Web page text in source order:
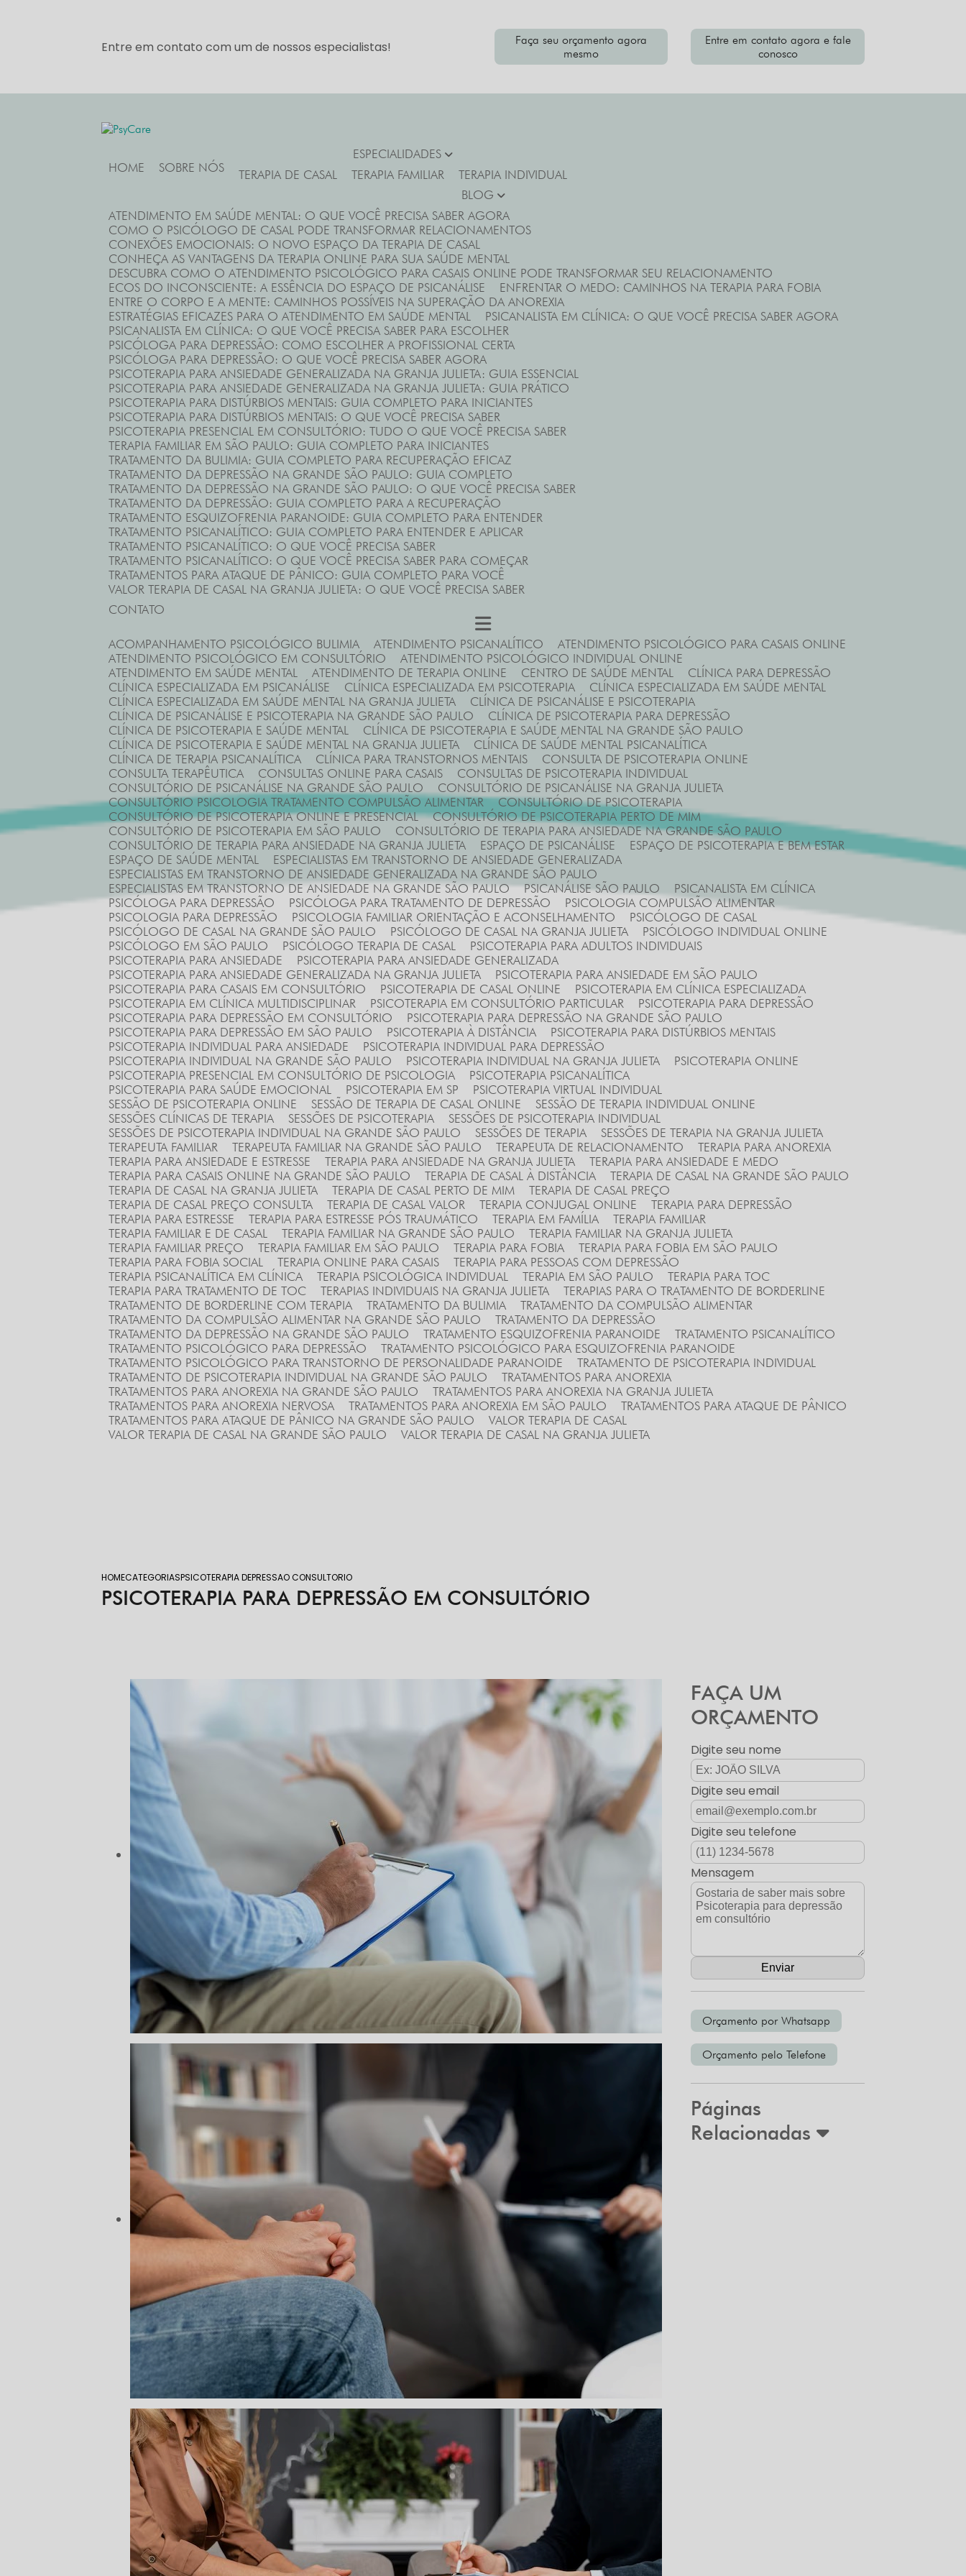
Entre em contato com um de nossos especialistas!
Faça seu orçamento agora
mesmo
Entre em contato agora e fale
conosco
HOME SOBRE NÓS
ESPECIALIDADES
TERAPIA DE CASAL
TERAPIA FAMILIAR
TERAPIA INDIVIDUAL
BLOG
ATENDIMENTO EM SAÚDE MENTAL: O QUE VOCÊ PRECISA SABER AGORA
COMO O PSICÓLOGO DE CASAL PODE TRANSFORMAR RELACIONAMENTOS
CONEXÕES EMOCIONAIS: O NOVO ESPAÇO DA TERAPIA DE CASAL
CONHEÇA AS VANTAGENS DA TERAPIA ONLINE PARA SUA SAÚDE MENTAL
DESCUBRA COMO O ATENDIMENTO PSICOLÓGICO PARA CASAIS ONLINE PODE TRANSFORMAR SEU RELACIONAMENTO
ECOS DO INCONSCIENTE: A ESSÊNCIA DO ESPAÇO DE PSICANÁLISE
ENFRENTAR O MEDO: CAMINHOS NA TERAPIA PARA FOBIA
ENTRE O CORPO E A MENTE: CAMINHOS POSSÍVEIS NA SUPERAÇÃO DA ANOREXIA
ESTRATÉGIAS EFICAZES PARA O ATENDIMENTO EM SAÚDE MENTAL
PSICANALISTA EM CLÍNICA: O QUE VOCÊ PRECISA SABER AGORA
PSICANALISTA EM CLÍNICA: O QUE VOCÊ PRECISA SABER PARA ESCOLHER
PSICÓLOGA PARA DEPRESSÃO: COMO ESCOLHER A PROFISSIONAL CERTA
PSICÓLOGA PARA DEPRESSÃO: O QUE VOCÊ PRECISA SABER AGORA
PSICOTERAPIA PARA ANSIEDADE GENERALIZADA NA GRANJA JULIETA: GUIA ESSENCIAL
PSICOTERAPIA PARA ANSIEDADE GENERALIZADA NA GRANJA JULIETA: GUIA PRÁTICO
PSICOTERAPIA PARA DISTÚRBIOS MENTAIS: GUIA COMPLETO PARA INICIANTES
PSICOTERAPIA PARA DISTÚRBIOS MENTAIS: O QUE VOCÊ PRECISA SABER
PSICOTERAPIA PRESENCIAL EM CONSULTÓRIO: TUDO O QUE VOCÊ PRECISA SABER
TERAPIA FAMILIAR EM SÃO PAULO: GUIA COMPLETO PARA INICIANTES
TRATAMENTO DA BULIMIA: GUIA COMPLETO PARA RECUPERAÇÃO EFICAZ
TRATAMENTO DA DEPRESSÃO NA GRANDE SÃO PAULO: GUIA COMPLETO
TRATAMENTO DA DEPRESSÃO NA GRANDE SÃO PAULO: O QUE VOCÊ PRECISA SABER
TRATAMENTO DA DEPRESSÃO: GUIA COMPLETO PARA A RECUPERAÇÃO
TRATAMENTO ESQUIZOFRENIA PARANOIDE: GUIA COMPLETO PARA ENTENDER
TRATAMENTO PSICANALÍTICO: GUIA COMPLETO PARA ENTENDER E APLICAR
TRATAMENTO PSICANALÍTICO: O QUE VOCÊ PRECISA SABER
TRATAMENTO PSICANALÍTICO: O QUE VOCÊ PRECISA SABER PARA COMEÇAR
TRATAMENTOS PARA ATAQUE DE PÂNICO: GUIA COMPLETO PARA VOCÊ
VALOR TERAPIA DE CASAL NA GRANJA JULIETA: O QUE VOCÊ PRECISA SABER
CONTATO
ACOMPANHAMENTO PSICOLÓGICO BULIMIA ATENDIMENTO PSICANALÍTICO
ATENDIMENTO PSICOLÓGICO PARA CASAIS ONLINE
ATENDIMENTO PSICOLÓGICO EM CONSULTÓRIO
ATENDIMENTO PSICOLÓGICO INDIVIDUAL ONLINE
ATENDIMENTO EM SAÚDE MENTAL
ATENDIMENTO DE TERAPIA ONLINE CENTRO DE SAÚDE MENTAL
CLÍNICA PARA DEPRESSÃO
CLÍNICA ESPECIALIZADA EM PSICANÁLISE
CLÍNICA ESPECIALIZADA EM PSICOTERAPIA
CLÍNICA ESPECIALIZADA EM SAÚDE MENTAL
CLÍNICA ESPECIALIZADA EM SAÚDE MENTAL NA GRANJA JULIETA
CLÍNICA DE PSICANÁLISE E PSICOTERAPIA
CLÍNICA DE PSICANÁLISE E PSICOTERAPIA NA GRANDE SÃO PAULO
CLÍNICA DE PSICOTERAPIA PARA DEPRESSÃO
CLÍNICA DE PSICOTERAPIA E SAÚDE MENTAL
CLÍNICA DE PSICOTERAPIA E SAÚDE MENTAL NA GRANDE SÃO PAULO
CLÍNICA DE PSICOTERAPIA E SAÚDE MENTAL NA GRANJA JULIETA
CLÍNICA DE SAÚDE MENTAL PSICANALÍTICA
CLÍNICA DE TERAPIA PSICANALÍTICA
CLÍNICA PARA TRANSTORNOS MENTAIS
CONSULTA DE PSICOTERAPIA ONLINE
CONSULTA TERAPÊUTICA
CONSULTAS ONLINE PARA CASAIS
CONSULTAS DE PSICOTERAPIA INDIVIDUAL
CONSULTÓRIO DE PSICANÁLISE NA GRANDE SÃO PAULO
CONSULTÓRIO DE PSICANÁLISE NA GRANJA JULIETA
CONSULTÓRIO PSICOLOGIA TRATAMENTO COMPULSÃO ALIMENTAR
CONSULTÓRIO DE PSICOTERAPIA
CONSULTÓRIO DE PSICOTERAPIA ONLINE E PRESENCIAL
CONSULTÓRIO DE PSICOTERAPIA PERTO DE MIM
CONSULTÓRIO DE PSICOTERAPIA EM SÃO PAULO
CONSULTÓRIO DE TERAPIA PARA ANSIEDADE NA GRANDE SÃO PAULO
CONSULTÓRIO DE TERAPIA PARA ANSIEDADE NA GRANJA JULIETA
ESPAÇO DE PSICANÁLISE
ESPAÇO DE PSICOTERAPIA E BEM ESTAR
ESPAÇO DE SAÚDE MENTAL
ESPECIALISTAS EM TRANSTORNO DE ANSIEDADE GENERALIZADA
ESPECIALISTAS EM TRANSTORNO DE ANSIEDADE GENERALIZADA NA GRANDE SÃO PAULO
ESPECIALISTAS EM TRANSTORNO DE ANSIEDADE NA GRANDE SÃO PAULO
PSICANÁLISE SÃO PAULO
PSICANALISTA EM CLÍNICA
PSICÓLOGA PARA DEPRESSÃO
PSICÓLOGA PARA TRATAMENTO DE DEPRESSÃO
PSICOLOGIA COMPULSÃO ALIMENTAR
PSICOLOGIA PARA DEPRESSÃO
PSICOLOGIA FAMILIAR ORIENTAÇÃO E ACONSELHAMENTO
PSICÓLOGO DE CASAL
PSICÓLOGO DE CASAL NA GRANDE SÃO PAULO
PSICÓLOGO DE CASAL NA GRANJA JULIETA
PSICÓLOGO INDIVIDUAL ONLINE
PSICÓLOGO EM SÃO PAULO
PSICÓLOGO TERAPIA DE CASAL
PSICOTERAPIA PARA ADULTOS INDIVIDUAIS
PSICOTERAPIA PARA ANSIEDADE
PSICOTERAPIA PARA ANSIEDADE GENERALIZADA
PSICOTERAPIA PARA ANSIEDADE GENERALIZADA NA GRANJA JULIETA
PSICOTERAPIA PARA ANSIEDADE EM SÃO PAULO
PSICOTERAPIA PARA CASAIS EM CONSULTÓRIO
PSICOTERAPIA DE CASAL ONLINE
PSICOTERAPIA EM CLÍNICA ESPECIALIZADA
PSICOTERAPIA EM CLÍNICA MULTIDISCIPLINAR
PSICOTERAPIA EM CONSULTÓRIO PARTICULAR
PSICOTERAPIA PARA DEPRESSÃO
PSICOTERAPIA PARA DEPRESSÃO EM CONSULTÓRIO
PSICOTERAPIA PARA DEPRESSÃO NA GRANDE SÃO PAULO
PSICOTERAPIA PARA DEPRESSÃO EM SÃO PAULO
PSICOTERAPIA À DISTÂNCIA
PSICOTERAPIA PARA DISTÚRBIOS MENTAIS
PSICOTERAPIA INDIVIDUAL PARA ANSIEDADE
PSICOTERAPIA INDIVIDUAL PARA DEPRESSÃO
PSICOTERAPIA INDIVIDUAL NA GRANDE SÃO PAULO
PSICOTERAPIA INDIVIDUAL NA GRANJA JULIETA
PSICOTERAPIA ONLINE
PSICOTERAPIA PRESENCIAL EM CONSULTÓRIO DE PSICOLOGIA
PSICOTERAPIA PSICANALÍTICA
PSICOTERAPIA PARA SAÚDE EMOCIONAL
PSICOTERAPIA EM SP
PSICOTERAPIA VIRTUAL INDIVIDUAL
SESSÃO DE PSICOTERAPIA ONLINE
SESSÃO DE TERAPIA DE CASAL ONLINE
SESSÃO DE TERAPIA INDIVIDUAL ONLINE
SESSÕES CLÍNICAS DE TERAPIA
SESSÕES DE PSICOTERAPIA
SESSÕES DE PSICOTERAPIA INDIVIDUAL
SESSÕES DE PSICOTERAPIA INDIVIDUAL NA GRANDE SÃO PAULO
SESSÕES DE TERAPIA
SESSÕES DE TERAPIA NA GRANJA JULIETA
TERAPEUTA FAMILIAR
TERAPEUTA FAMILIAR NA GRANDE SÃO PAULO TERAPEUTA DE RELACIONAMENTO
TERAPIA PARA ANOREXIA
TERAPIA PARA ANSIEDADE E ESTRESSE
TERAPIA PARA ANSIEDADE NA GRANJA JULIETA
TERAPIA PARA ANSIEDADE E MEDO
TERAPIA PARA CASAIS ONLINE NA GRANDE SÃO PAULO
TERAPIA DE CASAL À DISTÂNCIA
TERAPIA DE CASAL NA GRANDE SÃO PAULO
TERAPIA DE CASAL NA GRANJA JULIETA
TERAPIA DE CASAL PERTO DE MIM
TERAPIA DE CASAL PREÇO
TERAPIA DE CASAL PREÇO CONSULTA
TERAPIA DE CASAL VALOR TERAPIA CONJUGAL ONLINE
TERAPIA PARA DEPRESSÃO
TERAPIA PARA ESTRESSE
TERAPIA PARA ESTRESSE PÓS TRAUMÁTICO TERAPIA EM FAMÍLIA
TERAPIA FAMILIAR
TERAPIA FAMILIAR E DE CASAL
TERAPIA FAMILIAR NA GRANDE SÃO PAULO
TERAPIA FAMILIAR NA GRANJA JULIETA
TERAPIA FAMILIAR PREÇO
TERAPIA FAMILIAR EM SÃO PAULO TERAPIA PARA FOBIA
TERAPIA PARA FOBIA EM SÃO PAULO
TERAPIA PARA FOBIA SOCIAL
TERAPIA ONLINE PARA CASAIS
TERAPIA PARA PESSOAS COM DEPRESSÃO
TERAPIA PSICANALÍTICA EM CLÍNICA
TERAPIA PSICOLÓGICA INDIVIDUAL TERAPIA EM SÃO PAULO
TERAPIA PARA TOC
TERAPIA PARA TRATAMENTO DE TOC
TERAPIAS INDIVIDUAIS NA GRANJA JULIETA
TERAPIAS PARA O TRATAMENTO DE BORDERLINE
TRATAMENTO DE BORDERLINE COM TERAPIA
TRATAMENTO DA BULIMIA
TRATAMENTO DA COMPULSÃO ALIMENTAR
TRATAMENTO DA COMPULSÃO ALIMENTAR NA GRANDE SÃO PAULO
TRATAMENTO DA DEPRESSÃO
TRATAMENTO DA DEPRESSÃO NA GRANDE SÃO PAULO
TRATAMENTO ESQUIZOFRENIA PARANOIDE
TRATAMENTO PSICANALÍTICO
TRATAMENTO PSICOLÓGICO PARA DEPRESSÃO
TRATAMENTO PSICOLÓGICO PARA ESQUIZOFRENIA PARANOIDE
TRATAMENTO PSICOLÓGICO PARA TRANSTORNO DE PERSONALIDADE PARANOIDE
TRATAMENTO DE PSICOTERAPIA INDIVIDUAL
TRATAMENTO DE PSICOTERAPIA INDIVIDUAL NA GRANDE SÃO PAULO
TRATAMENTOS PARA ANOREXIA
TRATAMENTOS PARA ANOREXIA NA GRANDE SÃO PAULO
TRATAMENTOS PARA ANOREXIA NA GRANJA JULIETA
TRATAMENTOS PARA ANOREXIA NERVOSA
TRATAMENTOS PARA ANOREXIA EM SÃO PAULO
TRATAMENTOS PARA ATAQUE DE PÂNICO
TRATAMENTOS PARA ATAQUE DE PÂNICO NA GRANDE SÃO PAULO
VALOR TERAPIA DE CASAL
VALOR TERAPIA DE CASAL NA GRANDE SÃO PAULO
VALOR TERAPIA DE CASAL NA GRANJA JULIETA
HOMECATEGORIASPSICOTERAPIA DEPRESSAO CONSULTORIO
PSICOTERAPIA PARA DEPRESSÃO EM CONSULTÓRIO
FAÇA UM
ORÇAMENTO
Digite seu nome
Digite seu email
Digite seu telefone
Mensagem
Orçamento por Whatsapp
Orçamento pelo Telefone
Páginas
Relacionadas